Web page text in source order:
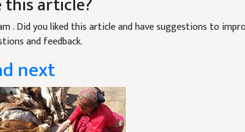
. Did you liked this article and have suggestions to
and feedback.
next